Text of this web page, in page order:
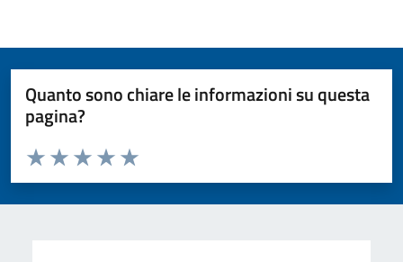
Quanto sono chiare le informazioni su questa
pagina?
Valuta da 1 a 5 stelle la pagina
Valuta 5 stelle su 5
Valuta 4 stelle su 5
Valuta 3 stelle su 5
Valuta 2 stelle su 5
Valuta 1 stelle su 5